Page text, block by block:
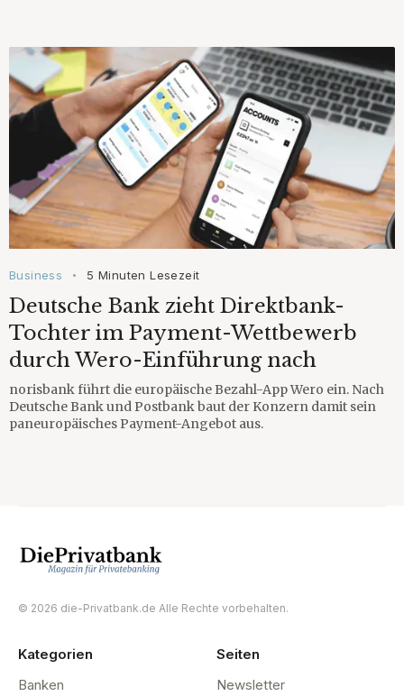
Business • 5 Minuten Lesezeit
Deutsche Bank zieht Direktbank-
Tochter im Payment-Wettbewerb
durch Wero-Einführung nach
norisbank führt die europäische Bezahl-App Wero ein. Nach
Deutsche Bank und Postbank baut der Konzern damit sein
paneuropäisches Payment-Angebot aus.
© 2026 die-Privatbank.de Alle Rechte vorbehalten.
Kategorien
Banken
Seiten
Newsletter